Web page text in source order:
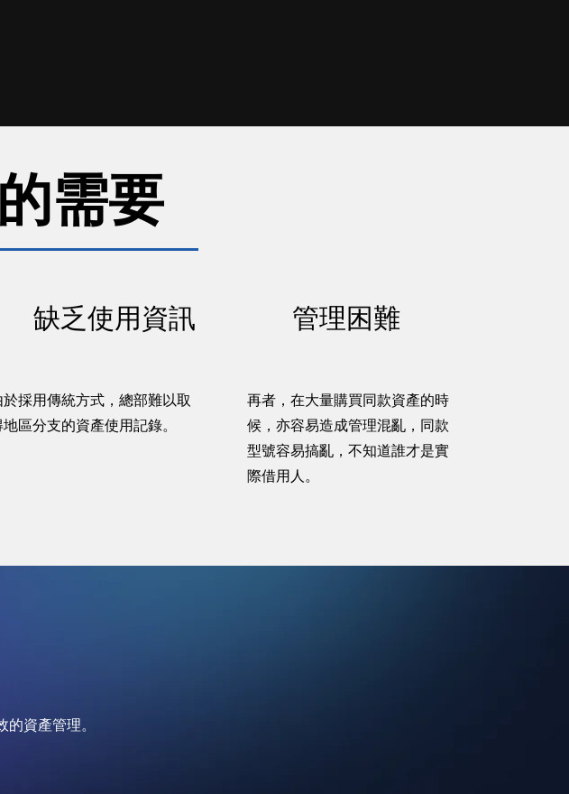
需要
缺乏使用資訊
於採用傳統方式，總部難以取
區分支的資產使用記錄。
管理困難
再者，在大量購買同款資產的時
候，亦容易造成管理混亂，同款
型號容易搞亂，不知道誰才是實
際借用人。
資產管理。